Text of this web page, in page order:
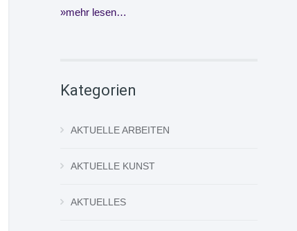
mehr lesen…
Kategorien
AKTUELLE ARBEITEN
AKTUELLE KUNST
AKTUELLES